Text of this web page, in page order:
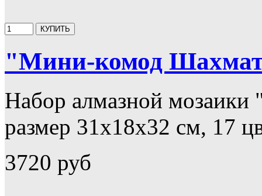
"Мини-комод
Набор алмазной
размер 31х18х32 см, 17
3720 руб